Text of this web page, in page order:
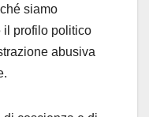
siamo
il profilo politico
abusiva